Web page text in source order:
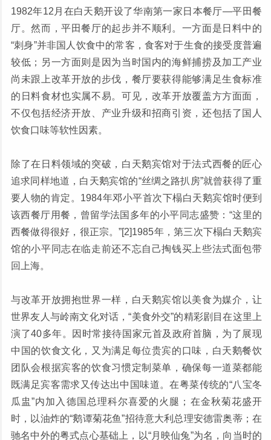
1982年12月在白天鹅开设了华南第一家日本餐厅—平田餐
厅。然而，平田餐厅的起步并不顺利。一方面是日料中的
“刺身”并非国人饮食中的常客，食客对于生食的接受度普遍
较低；另一方面则是因为当时国内的海鲜捕捞及加工产业
尚未跟上改革开放的步伐，餐厅要获得能够满足生食标准
的日料食材也实属不易。可见，改革开放覆盖方方面面，
不仅包括经济开放、产业升级和招商引资，还包括了国人
饮食口味等软性因素。
除了在日料领域的突破，白天鹅宾馆对于法式西餐的匠心
追求同样地道，白天鹅宾馆的“丝绸之路扒房”就曾获得了重
要人物的肯定。1984年邓小平首次下榻白天鹅宾馆时便到
该西餐厅用餐，曾留学法国多年的小平同志盛赞：“这里的
西餐做得很好，很正宗。”[2]1985年，第三次下榻白天鹅宾
馆的小平同志在临走前还不忘自己掏钱买上些法式面包带
回上海。
与改革开放拥抱世界一样，白天鹅宾馆以美食为媒介，让
世界友人与岭南文化对话，“美食外交”的精彩剧目在这里上
演了40多年。因时常接待国家元首及政府首脑，为了展现
中国的饮食文化，又为满足每位贵宾的口味，白天鹅餐饮
团队会根据宾客的饮食习惯定制菜单，确保每一道菜都能
既满足宾客需求又传达出中国味道。在粤菜传统的“八宝冬
瓜盅”内加入德国总理科尔喜爱的火腿；在金秋菊花盛开
时，以油炸的“鹅谭菊花鱼”招待意大利总理安德雷奥蒂；在
驰名中外的粤式点心基础上，以“月映仙兔”为名，向当时的